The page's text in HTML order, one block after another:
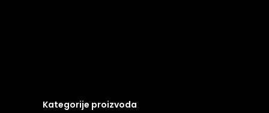
Kategorije proizvoda